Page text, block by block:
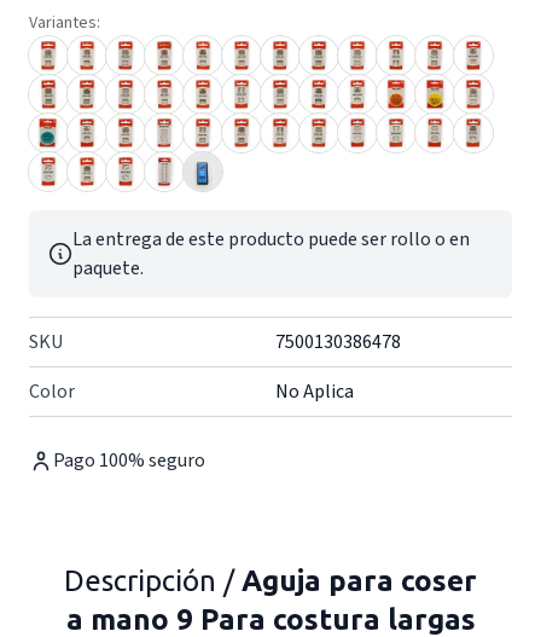
Variantes:
La entrega de este producto puede ser rollo o en
paquete.
SKU
7500130386478
Color
No Aplica
Pago 100% seguro
Descripción /Aguja para coser
a mano 9 Para costura largas